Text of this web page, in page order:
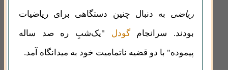
ریاضی به دنبال چنین دستگاهی برای ریاضیات
بودند. سرانجامگودل "یک‌شبِ ره صد ساله
پیموده" با دو قضیه ناتمامیت خود به میدانگاه آمد.